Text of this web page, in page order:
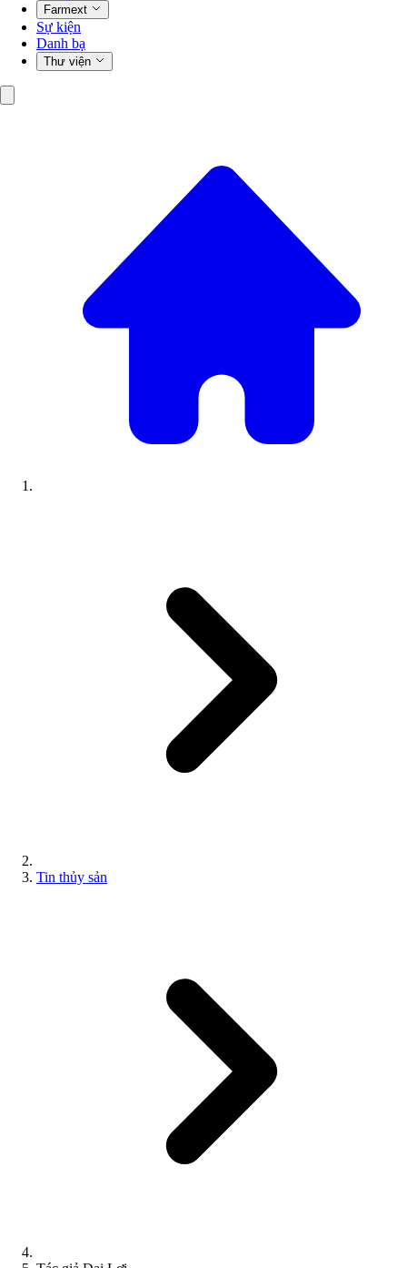
Farmext
Sự kiện
Danh bạ
Thư viện
Tin thủy sản